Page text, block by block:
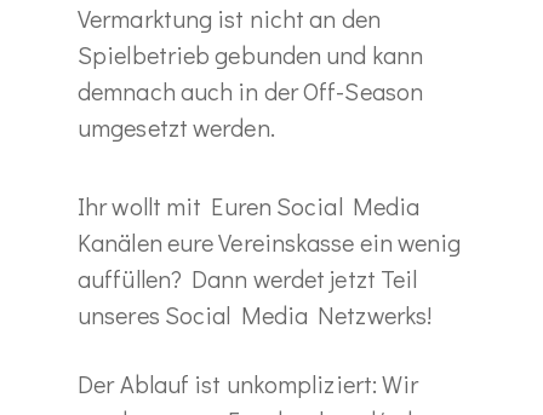
Vermarktung ist nicht an den
Spielbetrieb gebunden und kann
demnach auch in der Off-Season
umgesetzt werden.
Ihr wollt mit Euren Social Media
Kanälen eure Vereinskasse ein wenig
auffüllen? Dann werdet jetzt Teil
unseres Social Media Netzwerks!
Der Ablauf ist unkompliziert: Wir